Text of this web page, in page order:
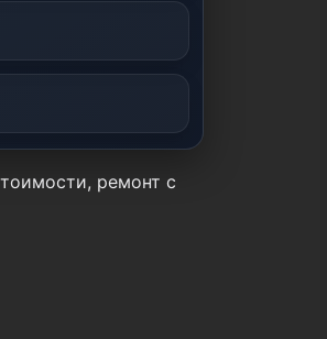
ремонт с